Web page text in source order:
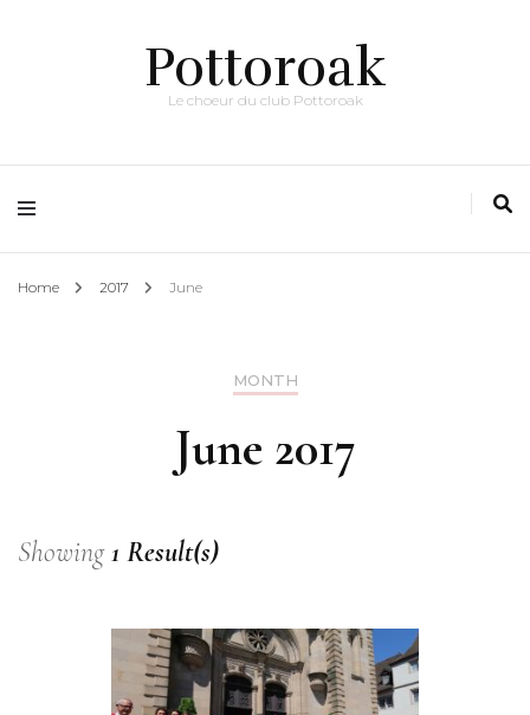
Pottoroak
Le choeur du club Pottoroak
Home 2017 June
MONTH
June 2017
Showing1 Result(s)